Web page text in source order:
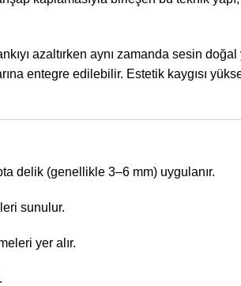
azaltırken aynı zamanda sesin doğal
entegre edilebilir. Estetik kaygısı
delik (genellikle 3–6 mm) uygulanır.
sunulur.
yer alır.